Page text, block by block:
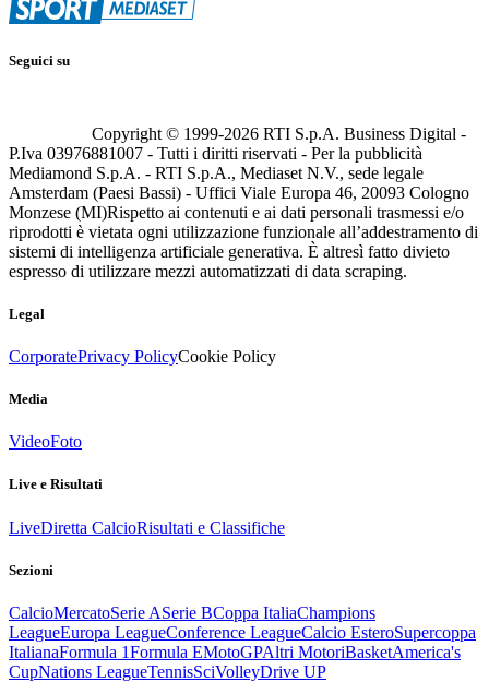
Seguici su
Copyright © 1999-2026 RTI S.p.A. Business Digital -
P.Iva 03976881007 - Tutti i diritti riservati - Per la pubblicità
Mediamond S.p.A. - RTI S.p.A., Mediaset N.V., sede legale
Amsterdam (Paesi Bassi) - Uffici Viale Europa 46, 20093 Cologno
Monzese (MI)Rispetto ai contenuti e ai dati personali trasmessi e/o
riprodotti è vietata ogni utilizzazione funzionale all’addestramento di
sistemi di intelligenza artificiale generativa. È altresì fatto divieto
espresso di utilizzare mezzi automatizzati di data scraping.
Legal
CorporatePrivacy PolicyCookie Policy
Media
VideoFoto
Live e Risultati
LiveDiretta CalcioRisultati e Classifiche
Sezioni
CalcioMercatoSerie ASerie BCoppa ItaliaChampions
LeagueEuropa LeagueConference LeagueCalcio EsteroSupercoppa
ItalianaFormula 1Formula EMotoGPAltri MotoriBasketAmerica's
CupNations LeagueTennisSciVolleyDrive UP